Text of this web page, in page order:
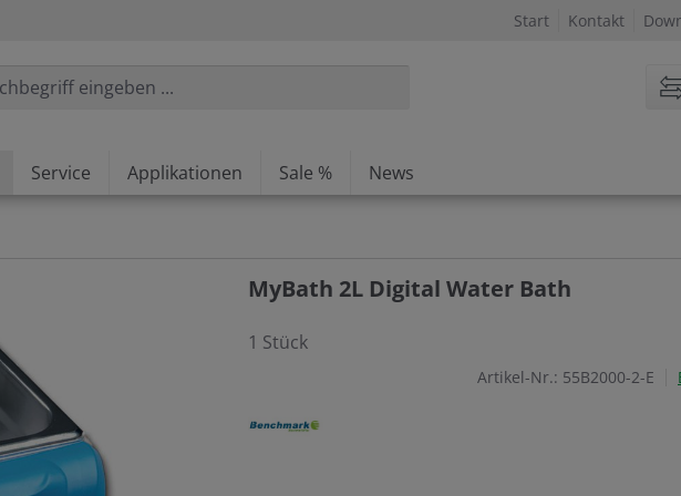
Start Kontakt
Service Applikationen Sale % News
MyBath 2L Digital Water Bath
1 Stück
Artikel-Nr.: 55B2000-2-E